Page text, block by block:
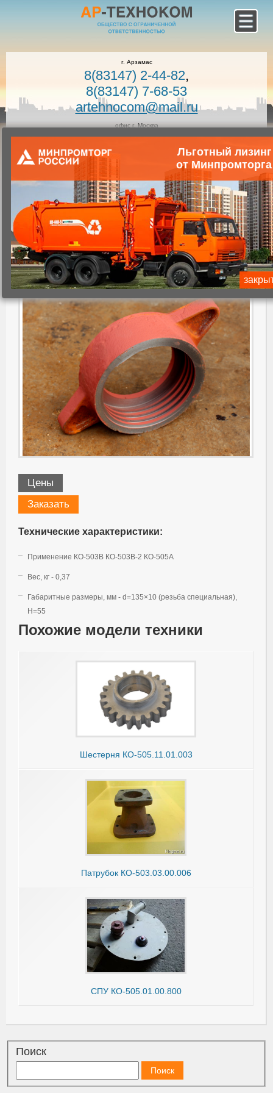
г. Арзамас
8(83147) 2-44-82,
8(83147) 7-68-53
artehnocom@mail.ru
офис г. Москва
8-800-100-7400
Звонок по России бесплатный!
Заказать звонок
Главная
Каталог коммунальной техники
Коммунальная техника
Запчасти для коммунальной техники
Запасные части к вакуумным машинам
Гайка накидная АНМ53-09.00.002
Цены
Заказать
Технические характеристики:
Применение КО-503В КО-503В-2 КО-505А
Вес, кг - 0,37
Габаритные размеры, мм - d=135×10 (резьба специальная),
H=55
Похожие модели техники
Шестерня КО-505.11.01.003
Патрубок КО-503.03.00.006
СПУ КО-505.01.00.800
Поиск
Льготный лизинг
от Минпромторга